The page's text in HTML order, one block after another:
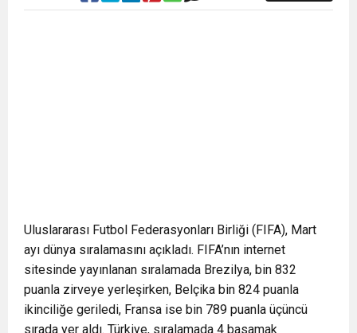
Uluslararası Futbol Federasyonları Birliği (FIFA), Mart
ayı dünya sıralamasını açıkladı. FIFA’nın internet
sitesinde yayınlanan sıralamada Brezilya, bin 832
puanla zirveye yerleşirken, Belçika bin 824 puanla
ikinciliğe geriledi, Fransa ise bin 789 puanla üçüncü
sırada yer aldı. Türkiye, sıralamada 4 basamak